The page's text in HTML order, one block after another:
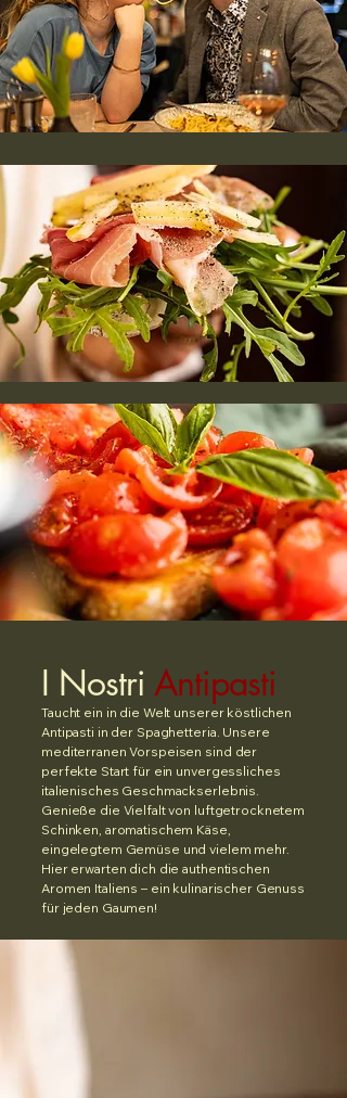
I NostriAntipasti
Taucht ein in die Welt unserer köstlichen
Antipasti in der Spaghetteria. Unsere
mediterranen Vorspeisen sind der
perfekte Start für ein unvergessliches
italienisches Geschmackserlebnis.
Genieße die Vielfalt von luftgetrocknetem
Schinken, aromatischem Käse,
eingelegtem Gemüse und vielem mehr.
Hier erwarten dich die authentischen
Aromen Italiens – ein kulinarischer Genuss
für jeden Gaumen!